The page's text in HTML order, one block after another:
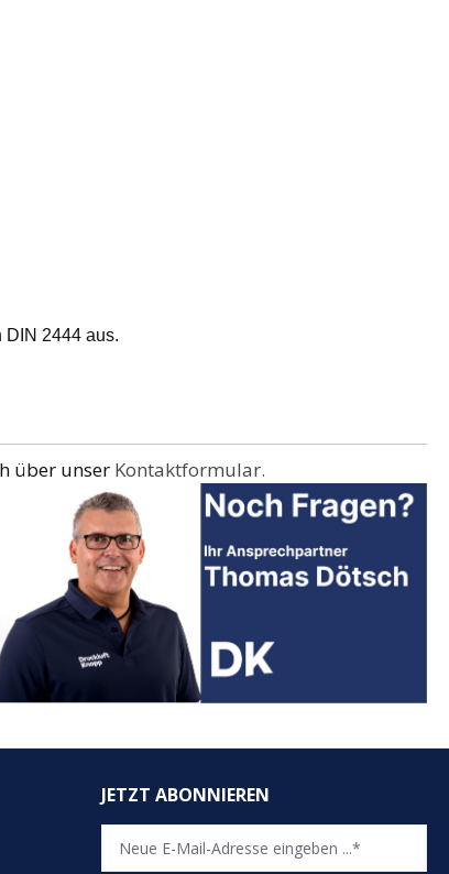
DIN 2444 aus.
über unser Kontaktformular.
JETZT ABONNIEREN